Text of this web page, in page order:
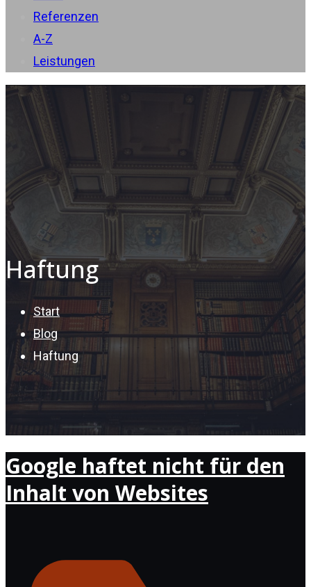
Referenzen
A-Z
Leistungen
Haftung
Start
Blog
Haftung
Google haftet nicht für den
Inhalt von Websites